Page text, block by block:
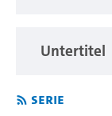
Untertitel
Serie